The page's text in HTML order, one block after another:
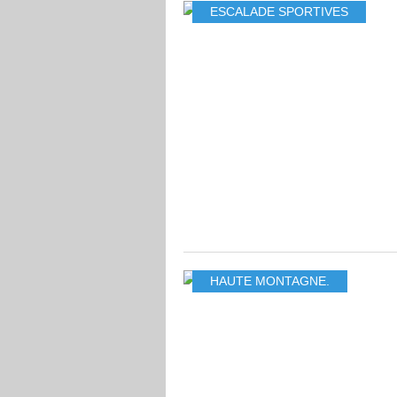
ESCALADE SPORTIVES
HAUTE MONTAGNE.